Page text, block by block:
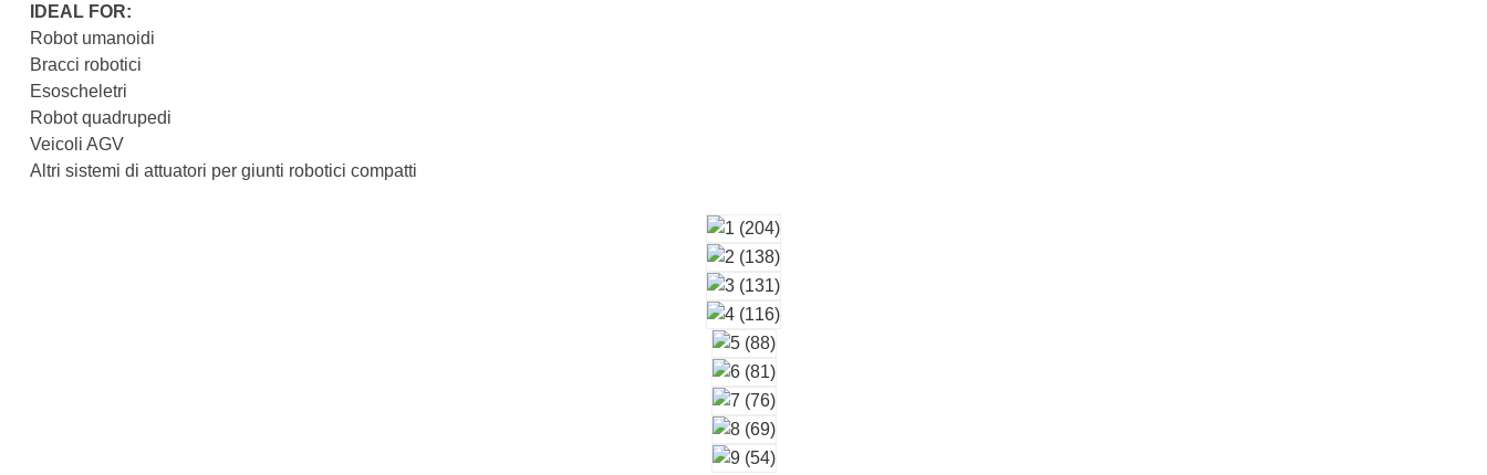
IDEAL FOR:
Robot umanoidi
Bracci robotici
Esoscheletri
Robot quadrupedi
Veicoli AGV
Altri sistemi di attuatori per giunti robotici compatti